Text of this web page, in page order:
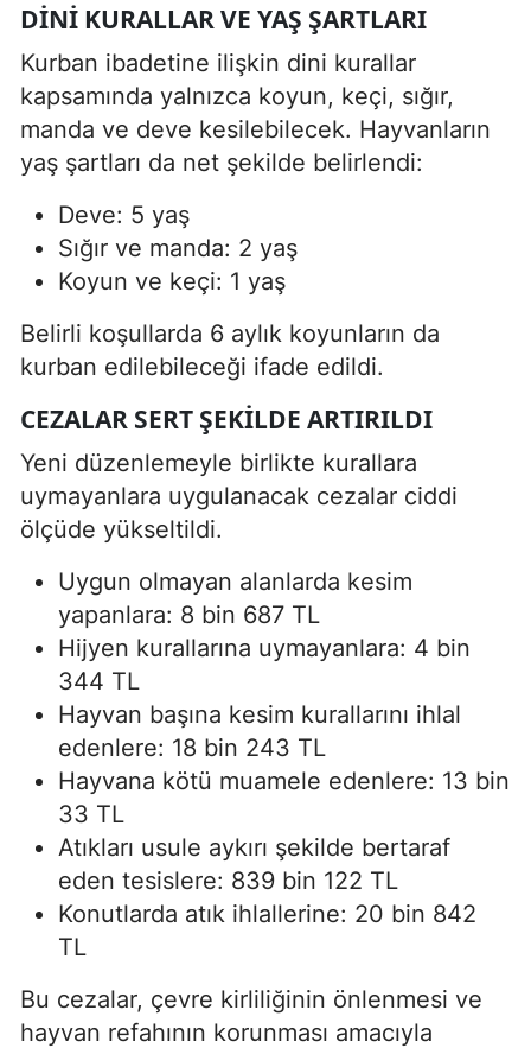
DINI KURALLAR VE YAŞ ŞARTLARI
Kurban ibadetine ilişkin dini kurallar
kapsamında yalnızca koyun, keçi, sığır,
manda ve deve kesilebilecek. Hayvanların
yaş şartları da net şekilde belirlendi:
Deve: 5 yaş
Sığır ve manda: 2 yaş
Koyun ve keçi: 1 yaş
Belirli koşullarda 6 aylık koyunların da
kurban edilebileceği ifade edildi.
CEZALAR SERT ŞEKILDE ARTIRILDI
Yeni düzenlemeyle birlikte kurallara
uymayanlara uygulanacak cezalar ciddi
ölçüde yükseltildi.
Uygun olmayan alanlarda kesim
yapanlara: 8 bin 687 TL
Hijyen kurallarına uymayanlara: 4 bin
344 TL
Hayvan başına kesim kurallarını ihlal
edenlere: 18 bin 243 TL
Hayvana kötü muamele edenlere: 13 bin
33 TL
Atıkları usule aykırı şekilde bertaraf
eden tesislere: 839 bin 122 TL
Konutlarda atık ihlallerine: 20 bin 842
TL
Bu cezalar, çevre kirliliğinin önlenmesi ve
hayvan refahının korunması amacıyla